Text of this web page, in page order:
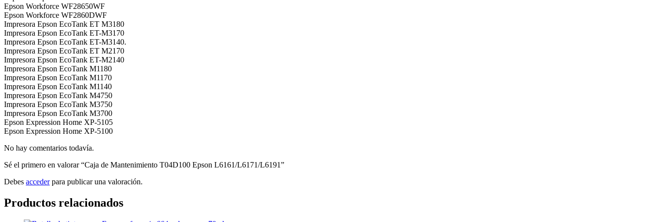
Epson Workforce WF28650WF
Epson Workforce WF2860DWF
Impresora Epson EcoTank ET M3180
Impresora Epson EcoTank ET-M3170
Impresora Epson EcoTank ET-M3140.
Impresora Epson EcoTank ET M2170
Impresora Epson EcoTank ET-M2140
Impresora Epson EcoTank M1180
Impresora Epson EcoTank M1170
Impresora Epson EcoTank M1140
Impresora Epson EcoTank M4750
Impresora Epson EcoTank M3750
Impresora Epson EcoTank M3700
Epson Expression Home XP-5105
Epson Expression Home XP-5100
No hay comentarios todavía.
Sé el primero en valorar “Caja de Mantenimiento T04D100 Epson L6161/L6171/L6191”
Debes accederpara publicar una valoración.
Productos relacionados